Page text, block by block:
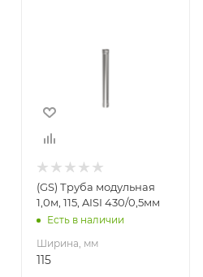
1000
Материал
Нержавеющая
сталь
Производитель
(GS) Труба модульная
1,0м, 115, AISI 430/0,5мм
Есть в наличии
Ширина, мм
115